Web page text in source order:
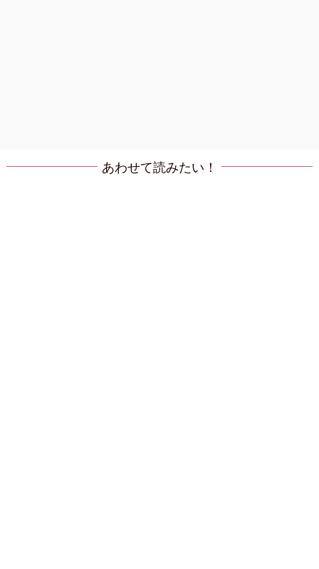
あわせて読みたい！